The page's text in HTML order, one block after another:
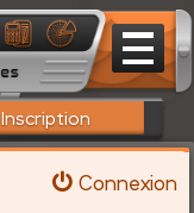
Inscription
Connexion